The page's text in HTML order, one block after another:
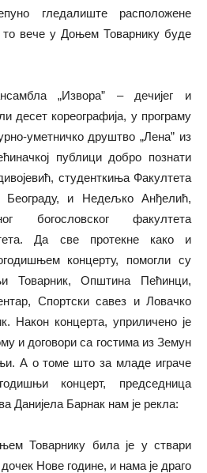
гледалиште расположене
вече у Доњем Товарнику буде
„Извора” – дечијег и
десет кореографија, у програму
уметничко друштво „Лена” из
публици добро познати
студенткиња Факултета
Београду, и Недељко Анђелић,
богословског факултета
Да све протекне како и
концерту, помогли су
Товарник, Општина Пећинци,
Спортски савез и Ловачко
Након концерта, уприличено је
и договори са гостима из Земун
А о томе што за младе играче
концерт, председница
Данијела Барнак нам је рекла:
Товарнику била је у ствари
Нове године, и нама је драго